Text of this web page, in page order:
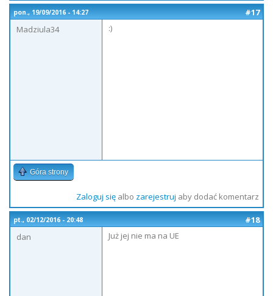
pon., 19/09/2016 - 14:27
#17
Madziula34
:)
Góra strony
Zaloguj sięalbo zarejestruj aby dodać komentarz
pt., 02/12/2016 - 20:48
#18
dan
Już jej nie ma na UE